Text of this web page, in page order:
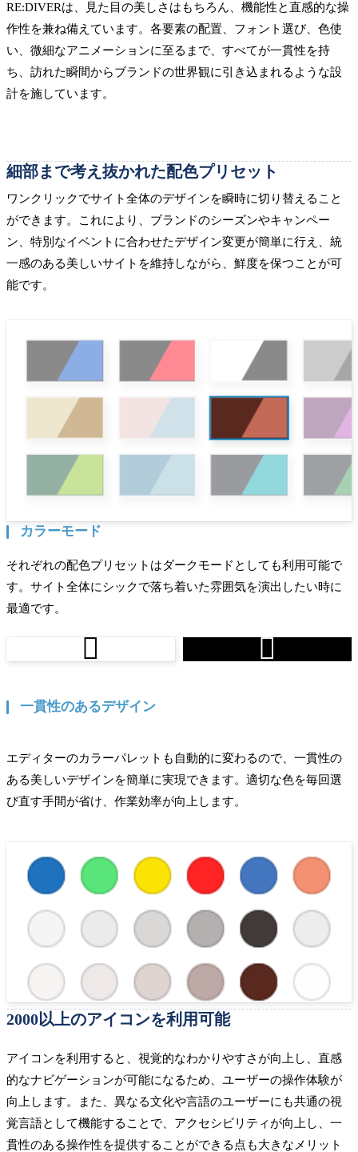
RE:DIVERは、見た目の美しさはもちろん、機能性と直感的な操
作性を兼ね備えています。各要素の配置、フォント選び、色使
い、微細なアニメーションに至るまで、すべてが一貫性を持
ち、訪れた瞬間からブランドの世界観に引き込まれるような設
計を施しています。
細部まで考え抜かれた配色プリセット
ワンクリックでサイト全体のデザインを瞬時に切り替えること
ができます。これにより、ブランドのシーズンやキャンペー
ン、特別なイベントに合わせたデザイン変更が簡単に行え、統
一感のある美しいサイトを維持しながら、鮮度を保つことが可
能です。
カラーモード
それぞれの配色プリセットはダークモードとしても利用可能で
す。サイト全体にシックで落ち着いた雰囲気を演出したい時に
最適です。
 
一貫性のあるデザイン
エディターのカラーパレットも自動的に変わるので、一貫性の
ある美しいデザインを簡単に実現できます。適切な色を毎回選
び直す手間が省け、作業効率が向上します。
2000以上のアイコンを利用可能
アイコンを利用すると、視覚的なわかりやすさが向上し、直感
的なナビゲーションが可能になるため、ユーザーの操作体験が
向上します。また、異なる文化や言語のユーザーにも共通の視
覚言語として機能することで、アクセシビリティが向上し、一
貫性のある操作性を提供することができる点も大きなメリット